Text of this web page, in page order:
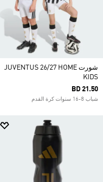
شورت JUVENTUS 26/27 HOME
KIDS
BD 21.50
شباب 8-16 سنوات كرة القدم